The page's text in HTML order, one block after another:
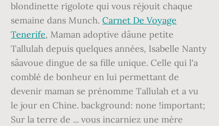
blondinette rigolote qui vous réjouit chaque
semaine dans Munch.Carnet De Voyage
Tenerife, Maman adoptive dâune petite
Tallulah depuis quelques années, Isabelle Nanty
sâavoue dingue de sa fille unique. Celle qui l'a
comblé de bonheur en lui permettant de
devenir maman se prénomme Tallulah et a vu
le jour en Chine. background: none !important;
Sur la terre de ... vous incarniez une mère